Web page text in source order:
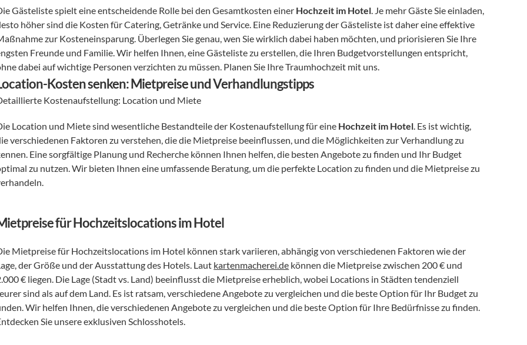
Gästeliste spielt eine entscheidende Rolle bei den Gesamtkosten einer Hochzeit im Hotel. Je mehr Gäste Sie einladen,
höher sind die Kosten für Catering, Getränke und Service. Eine Reduzierung der Gästeliste ist daher eine effektive
zur Kosteneinsparung. Überlegen Sie genau, wen Sie wirklich dabei haben möchten, und priorisieren Sie Ihre
Freunde und Familie. Wir helfen Ihnen, eine Gästeliste zu erstellen, die Ihren Budgetvorstellungen entspricht,
dabei auf wichtige Personen verzichten zu müssen. Planen Sie Ihre Traumhochzeit mit uns.
Kosten senken: Mietpreise und Verhandlungstipps
Kostenaufstellung: Location und Miete
Location und Miete sind wesentliche Bestandteile der Kostenaufstellung für eine Hochzeit im Hotel. Es ist wichtig,
verschiedenen Faktoren zu verstehen, die die Mietpreise beeinflussen, und die Möglichkeiten zur Verhandlung zu
Eine sorgfältige Planung und Recherche können Ihnen helfen, die besten Angebote zu finden und Ihr Budget
zu nutzen. Wir bieten Ihnen eine umfassende Beratung, um die perfekte Location zu finden und die Mietpreise zu
für Hochzeitslocations im Hotel
Mietpreise für Hochzeitslocations im Hotel können stark variieren, abhängig von verschiedenen Faktoren wie der
der Größe und der Ausstattung des Hotels. Laut kartenmacherei.de können die Mietpreise zwischen 200 € und
€ liegen. Die Lage (Stadt vs. Land) beeinflusst die Mietpreise erheblich, wobei Locations in Städten tendenziell
sind als auf dem Land. Es ist ratsam, verschiedene Angebote zu vergleichen und die beste Option für Ihr Budget zu
Wir helfen Ihnen, die verschiedenen Angebote zu vergleichen und die beste Option für Ihre Bedürfnisse zu finden.
Sie unsere exklusiven Schlosshotels.